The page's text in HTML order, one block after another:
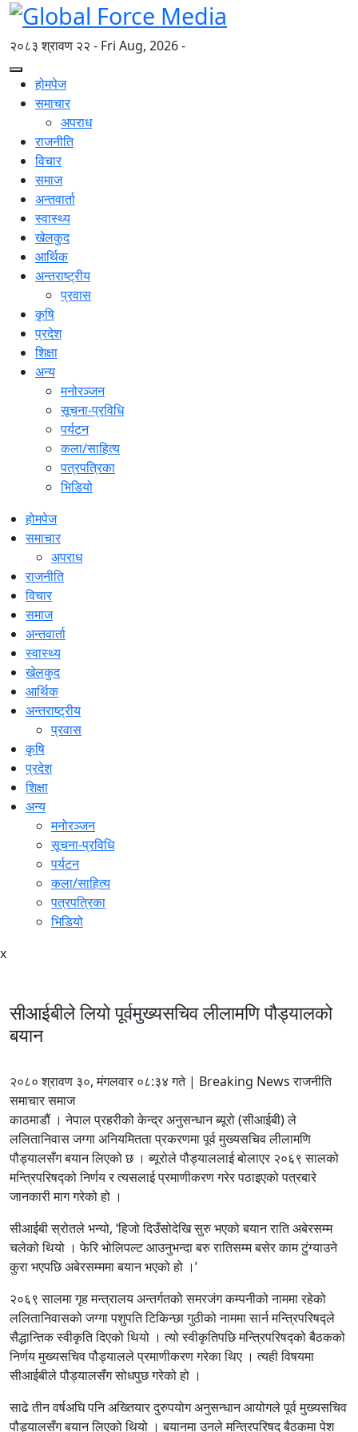
२०८३ श्रावण २२ - Fri Aug, 2026 -
होमपेज
समाचार
अपराध
राजनीति
विचार
समाज
अन्तवार्ता
स्वास्थ्य
खेलकुद
आर्थिक
अन्तराष्ट्रीय
प्रवास
कृषि
प्रदेश
शिक्षा
अन्य
मनोरञ्जन
सूचना-प्रविधि
पर्यटन
कला/साहित्य
पत्रपत्रिका
भिडियो
होमपेज
समाचार
अपराध
राजनीति
विचार
समाज
अन्तवार्ता
स्वास्थ्य
खेलकुद
आर्थिक
अन्तराष्ट्रीय
प्रवास
कृषि
प्रदेश
शिक्षा
अन्य
मनोरञ्जन
सूचना-प्रविधि
पर्यटन
कला/साहित्य
पत्रपत्रिका
भिडियो
x
सीआईबीले लियो पूर्वमुख्यसचिव लीलामणि पौड्यालको
बयान
२०८० श्रावण ३०, मंगलवार ०८:३४ गते | Breaking News राजनीति
समाचार समाज
काठमाडौं । नेपाल प्रहरीको केन्द्र अनुसन्धान ब्यूरो (सीआईबी) ले
ललितानिवास जग्गा अनियमितता प्रकरणमा पूर्व मुख्यसचिव लीलामणि
पौड्यालसँग बयान लिएको छ । ब्यूरोले पौड्याललाई बोलाएर २०६९ सालको
मन्त्रिपरिषद्को निर्णय र त्यसलाई प्रमाणीकरण गरेर पठाइएको पत्रबारे
जानकारी माग गरेको हो ।
सीआईबी स्रोतले भन्यो, ‘हिजो दिउँसोदेखि सुरु भएको बयान राति अबेरसम्म
चलेको थियो । फेरि भोलिपल्ट आउनुभन्दा बरु रातिसम्म बसेर काम टुंग्याउने
कुरा भएपछि अबेरसम्ममा बयान भएको हो ।’
२०६९ सालमा गृह मन्त्रालय अन्तर्गतको समरजंग कम्पनीको नाममा रहेको
ललितानिवासको जग्गा पशुपति टिकिन्छा गुठीको नाममा सार्न मन्त्रिपरिषद्ले
सैद्धान्तिक स्वीकृति दिएको थियो । त्यो स्वीकृतिपछि मन्त्रिपरिषद्को बैठकको
निर्णय मुख्यसचिव पौड्यालले प्रमाणीकरण गरेका थिए । त्यही विषयमा
सीआईबीले पौड्यालसँग सोधपुछ गरेको हो ।
साढे तीन वर्षअघि पनि अख्तियार दुरुपयोग अनुसन्धान आयोगले पूर्व मुख्यसचिव
पौड्यालसँग बयान लिएको थियो । बयानमा उनले मन्त्रिपरिषद् बैठकमा पेश